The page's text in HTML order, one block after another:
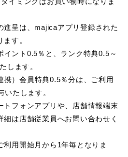
呈は、majicaアプリ登録された
す。
ント0.5％と、ランク特典0.5～
します。
）会員特典0.5％分は、ご利用
いたします。
フォンアプリや、店舗情報端末
は店舗従業員へお問い合わせく
用開始月から1年毎となりま